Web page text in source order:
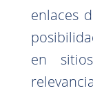
enlaces
en